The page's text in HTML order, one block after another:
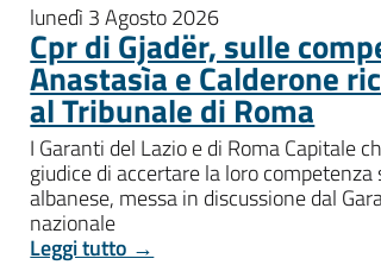
lunedì 3 Agosto 2026
Cpr di Gjadër, sulle
Anastasìa e Calderone
al Tribunale di Roma
I Garanti del Lazio e di Roma Capitale
giudice di accertare la loro
albanese, messa in discussione dal
nazionale
Leggi tutto →